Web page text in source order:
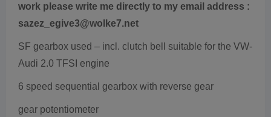
work please write me directly to my email address :
sazez_egive3@wolke7.net
SF gearbox used – incl. clutch bell suitable for the VW-
Audi 2.0 TFSI engine
6 speed sequential gearbox with reverse gear
gear potentiometer